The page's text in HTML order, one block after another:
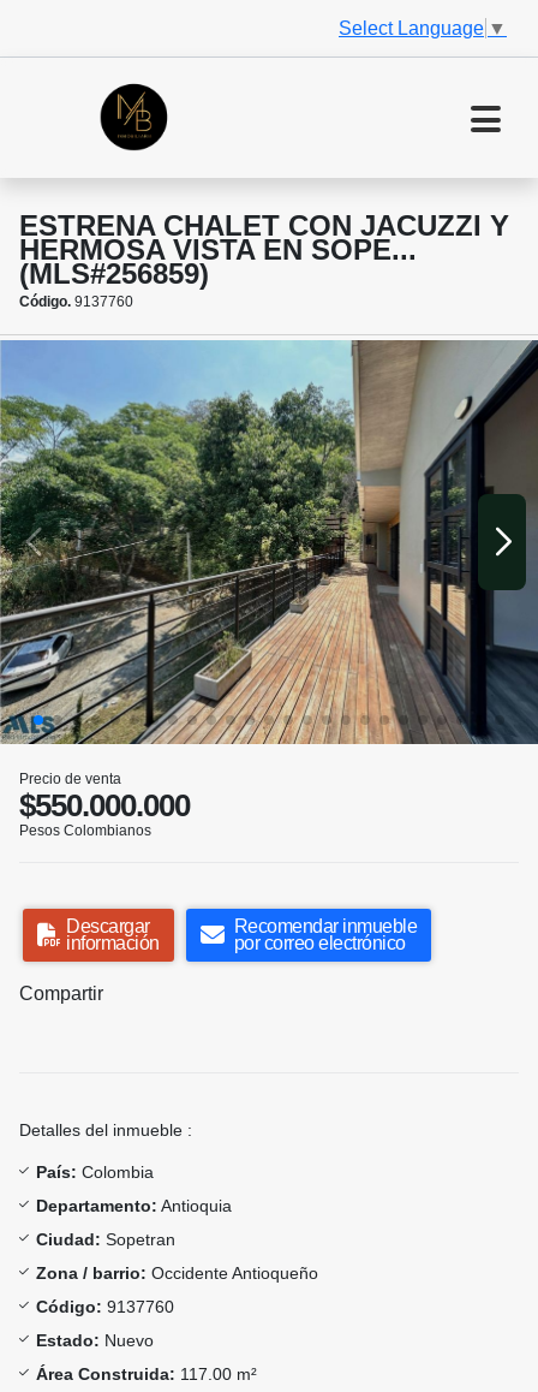
Select Language ▼
ESTRENA CHALET CON JACUZZI Y
HERMOSA VISTA EN SOPE...
(MLS#256859)
Código. 9137760
Precio de venta
$550.000.000
Pesos Colombianos
Descargar
información
Recomendar inmueble
por correo electrónico
Compartir
Detalles del inmueble :
País: Colombia
Departamento: Antioquia
Ciudad: Sopetran
Zona / barrio: Occidente Antioqueño
Código: 9137760
Estado: Nuevo
Área Construida: 117.00 m²